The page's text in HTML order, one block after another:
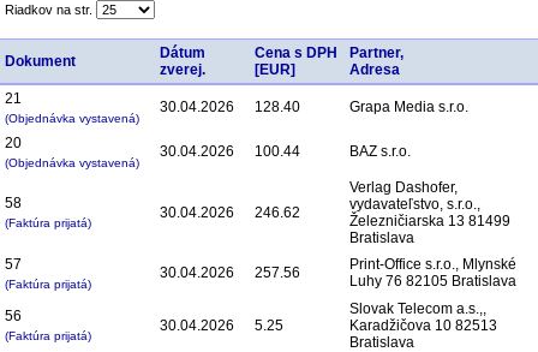
Riadkov na str.
Dokument
Dátum
zverej.
Cena s DPH
[EUR]
Partner,
Adresa
21
(Objednávka vystavená)
30.04.2026 128.40 Grapa Media s.r.o.
20
(Objednávka vystavená)
30.04.2026 100.44 BAZ s.r.o.
58
(Faktúra prijatá)
30.04.2026 246.62
Verlag Dashofer,
vydavateľstvo, s.r.o.,
Železničiarska 13 81499
Bratislava
57
(Faktúra prijatá)
30.04.2026 257.56
Print-Office s.r.o., Mlynské
Luhy 76 82105 Bratislava
56
(Faktúra prijatá)
30.04.2026 5.25
Slovak Telecom a.s.,,
Karadžičova 10 82513
Bratislava